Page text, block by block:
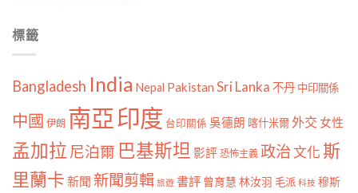
標籤
Bangladesh India Nepal Pakistan Sri Lanka 不丹 中印關係
中國 伊朗 南亞印度 台印關係 吳德朗 喀什米爾外交 女性
孟加拉 尼泊爾 巴基斯坦 影評 恐怖主義 政治文化斯
里蘭卡 新聞 新聞剪輯 旅遊 書評 曾育慧 林汝羽 毛派 科技 穆斯